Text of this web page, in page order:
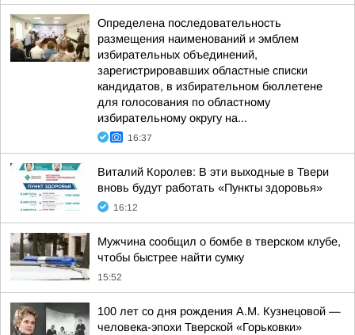
Определена последовательность
размещения наименований и эмблем
избирательных объединений,
зарегистрировавших областные списки
кандидатов, в избирательном бюллетене
для голосования по областному
избирательному округу на...
16:37
Виталий Королев: В эти выходные в Твери
вновь будут работать «Пункты здоровья»
16:12
Мужчина сообщил о бомбе в тверском клубе,
чтобы быстрее найти сумку
15:52
100 лет со дня рождения А.М. Кузнецовой —
человека-эпохи Тверской «Горьковки»